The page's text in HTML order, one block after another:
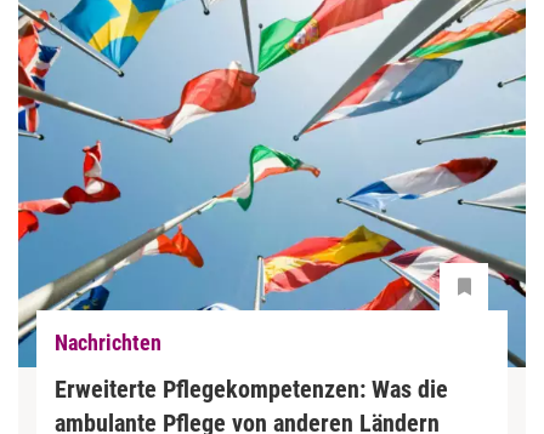
Nachrichten
Erweiterte Pflegekompetenzen: Was die
ambulante Pflege von anderen Ländern